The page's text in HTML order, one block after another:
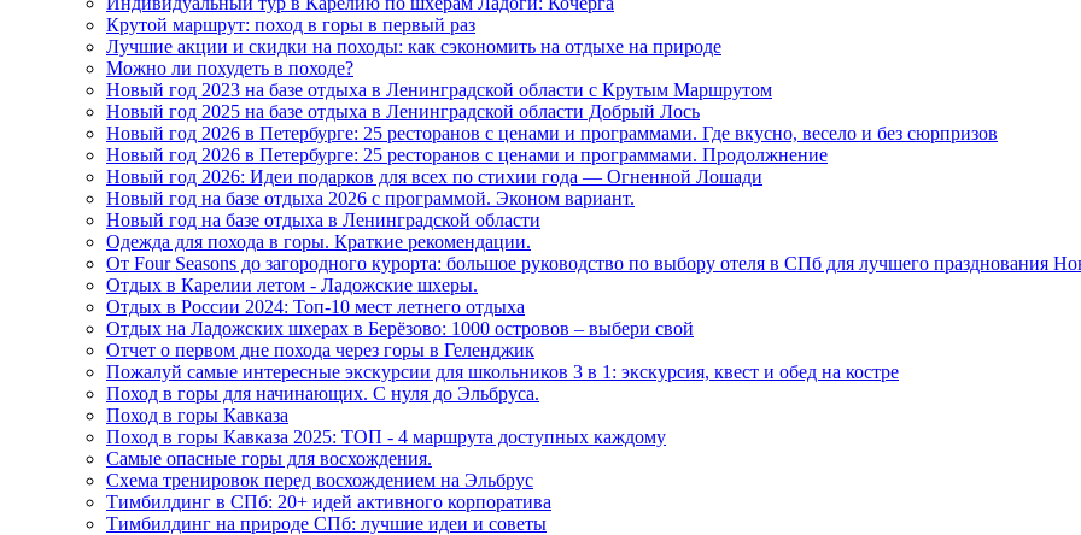
Крутой маршрут: поход в горы в первый раз
Лучшие акции и скидки на походы: как сэкономить на отдыхе на природе
Можно ли похудеть в походе?
Новый год 2023 на базе отдыха в Ленинградской области с Крутым Маршрутом
Новый год 2025 на базе отдыха в Ленинградской области Добрый Лось
Новый год 2026 в Петербурге: 25 ресторанов с ценами и программами. Где вкусно, весело и без сюрпризов
Новый год 2026 в Петербурге: 25 ресторанов с ценами и программами. Продолжнение
Новый год 2026: Идеи подарков для всех по стихии года — Огненной Лошади
Новый год на базе отдыха 2026 с программой. Эконом вариант.
Новый год на базе отдыха в Ленинградской области
Одежда для похода в горы. Краткие рекомендации.
От Four Seasons до загородного курорта: большое руководство по выбору отеля в СПб для лучшего празднования
Отдых в Карелии летом - Ладожские шхеры.
Отдых в России 2024: Топ-10 мест летнего отдыха
Отдых на Ладожских шхерах в Берёзово: 1000 островов – выбери свой
Отчет о первом дне похода через горы в Геленджик
Пожалуй самые интересные экскурсии для школьников 3 в 1: экскурсия, квест и обед на костре
Поход в горы для начинающих. С нуля до Эльбруса.
Поход в горы Кавказа
Поход в горы Кавказа 2025: ТОП - 4 маршрута доступных каждому
Самые опасные горы для восхождения.
Схема тренировок перед восхождением на Эльбрус
Тимбилдинг в СПб: 20+ идей активного корпоратива
Тимбилдинг на природе СПб: лучшие идеи и советы